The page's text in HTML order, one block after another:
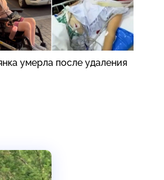
умерла после удаления